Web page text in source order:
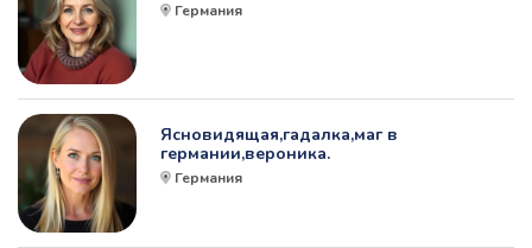
Германия
Ясновидящая,гадалка,маг в
германии,вероника.
Германия